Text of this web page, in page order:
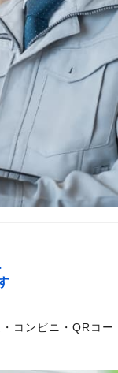
コンビニ・QRコー